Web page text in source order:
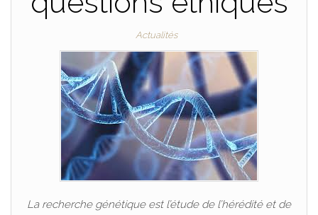
Actualités
La recherche génétique est l’étude de l’hérédité et de